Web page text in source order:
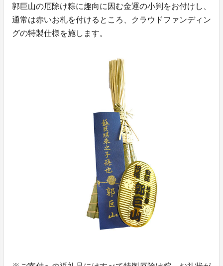
郭巨山の厄除け粽に趣向に因む金運の小判をお付けし、
通常は赤いお札を付けるところ、クラウドファンディン
グの特製仕様を施します。